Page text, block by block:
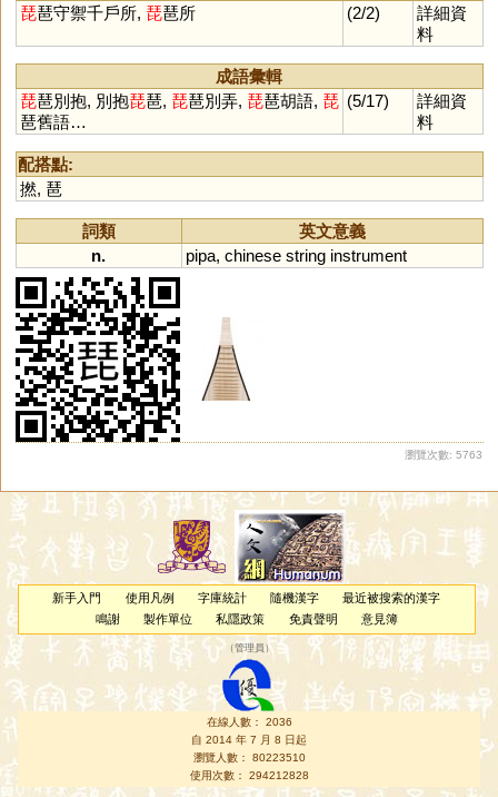
琵琶守禦千戶所, 琵琶所 (2/2)
詳細資
料
成語彙輯
琵琶別抱, 別抱琵琶, 琵琶別弄, 琵琶胡語, 琵
琶舊語…
(5/17)
詳細資
料
配搭點:
撚, 琶
詞類
英文意義
n.
pipa, chinese string instrument
瀏覽次數: 5763
新手入門 使用凡例 字庫統計 隨機漢字
最近被搜索的漢字
鳴謝
製作單位 私隱政策 免責聲明 意見簿
（管理員 ）
在線人數： 2036
自 2014 年 7 月 8 日起
瀏覽人數： 80223510
使用次數： 294212828